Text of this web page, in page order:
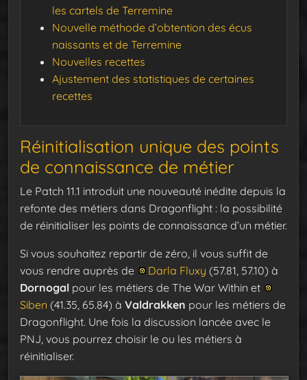
les cartels de Terremine
Nouvelle méthode d’obtention des écus
naissants et de Terremine
Nouvelles recettes
Ajustement des statistiques de certaines
recettes
Réinitialisation unique des points
de connaissance de métier
Le Patch 11.1 introduit une nouveauté inédite depuis la
refonte des métiers dans Dragonflight : la possibilité
de réinitialiser les points de connaissance d’un métier.
Si vous souhaitez repartir de zéro, il vous suffit de
vous rendre auprès de
Darla Fluxy (57.81, 57.10) à
Dornogal pour les métiers de The War Within et
Siben (41.35, 65.84) à Valdrakken pour les métiers de
Dragonflight. Une fois la discussion lancée avec le
PNJ, vous pourrez choisir le ou les métiers à
réinitialiser.